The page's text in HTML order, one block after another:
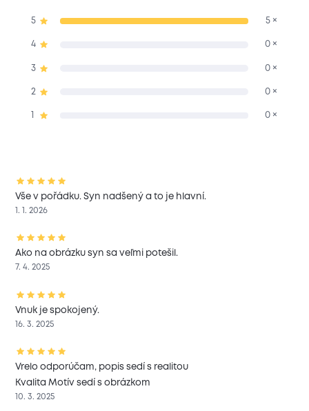
5 5 ×
4 0 ×
3 0 ×
2 0 ×
0 ×
Vše v pořádku. Syn nadšený a to je hlavní.
1. 1. 2026
Ako na obrázku syn sa veľmi potešil.
7. 4. 2025
Vnuk je spokojený.
16. 3. 2025
Vrelo odporúčam, popis sedí s realitou
Kvalita Motív sedí s obrázkom
10. 3. 2025